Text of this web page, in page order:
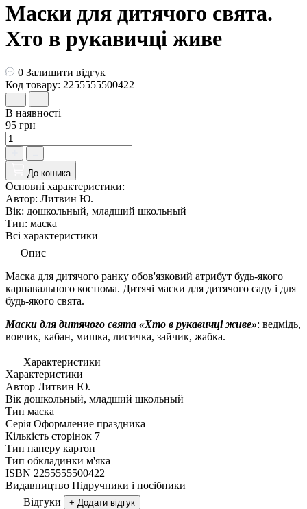
Маски для дитячого свята.
Хто в рукавичці живе
0 Залишити відгук
Код товару: 2255555500422
В наявності
95 грн
До кошика
Основні характеристики:
Автор: Литвин Ю.
Вік: дошкольный, младший школьный
Тип: маска
Всі характеристики
Опис
Маска для дитячого ранку обов'язковий атрибут будь-якого
карнавального костюма. Дитячі маски для дитячого саду і для
будь-якого свята.
Маски для дитячого свята «Хто в рукавичці живе»: ведмідь,
вовчик, кабан, мишка, лисичка, зайчик, жабка.
Характеристики
Характеристики
Автор Литвин Ю.
Вік дошкольный, младший школьный
Тип маска
Серія Оформление праздника
Кількість сторінок 7
Тип паперу картон
Тип обкладинки м'яка
ISBN 2255555500422
Видавництво Підручники і посібники
Відгуки
+ Додати відгук